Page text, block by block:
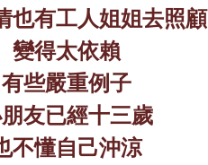
也有工人姐姐去照顧
變得太依賴
有些嚴重例子
友已經十三歲
不懂自己沖涼